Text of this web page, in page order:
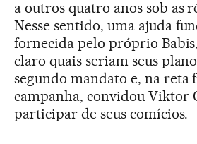
a outros quatro anos sob as
Nesse sentido, uma ajuda
fornecida pelo próprio
claro quais seriam seus
segundo mandato e, na reta
campanha, convidou Viktor
participar de seus comícios.